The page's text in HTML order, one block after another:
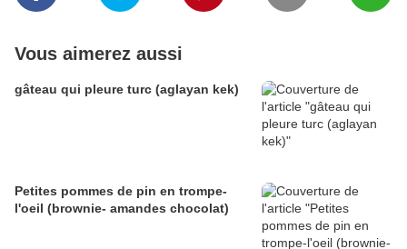
Vous aimerez aussi
gâteau qui pleure turc (aglayan kek)
Petites pommes de pin en trompe-
l'oeil (brownie- amandes chocolat)